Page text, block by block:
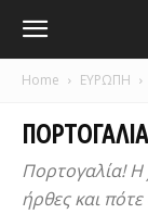
Home ΕΥΡΩΠΗ
ΠΟΡΤΟΓΑΛΙΑ
Πορτογαλία! Η
ήρθες και